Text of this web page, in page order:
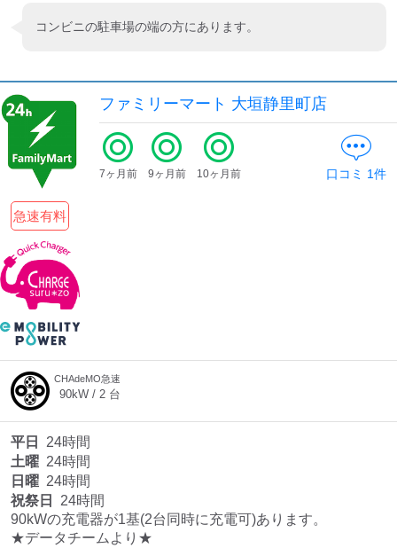
コンビニの駐車場の端の方にあります。
ファミリーマート 大垣静里町店
急速有料
7ヶ月前 9ヶ月前 10ヶ月前 口コミ 1件
CHAdeMO急速
90kW / 2 台
平日
24時間
土曜 24時間
日曜 24時間
祝祭日
24時間
90kWの充電器が1基(2台同時に充電可)あります。
★データチームより★